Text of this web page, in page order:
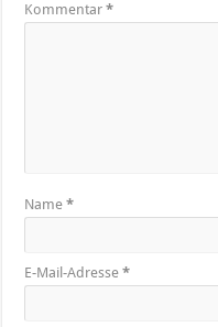
Kommentar*
Name*
E-Mail-Adresse*